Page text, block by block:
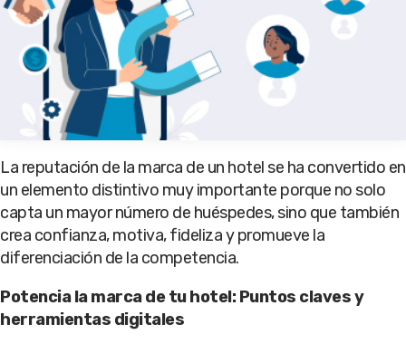
La reputación de la marca de un hotel se ha convertido en
un elemento distintivo muy importante porque no solo
capta un mayor número de huéspedes, sino que también
crea confianza, motiva, fideliza y promueve la
diferenciación de la competencia.
Potencia la marca de tu hotel: Puntos claves y
herramientas digitales